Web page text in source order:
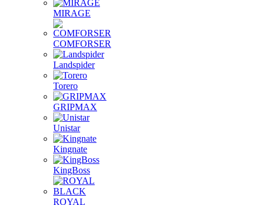
MIRAGE
COMFORSER
Landspider
Torero
GRIPMAX
Unistar
Kingnate
KingBoss
ROYAL